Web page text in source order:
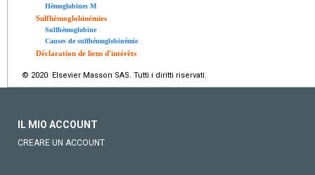
Hémoglobines M
Sulfhémoglobinémies
Sulfhémoglobine
Causes de sulfhémoglobinémie
Déclaration de liens d'intérêts
© 2020 Elsevier Masson SAS. Tutti i diritti riservati.
IL MIO ACCOUNT
CREARE UN ACCOUNT